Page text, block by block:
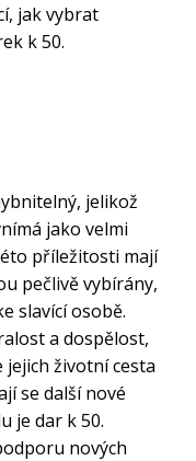
jak vybrat
k 50.
jelikož
jako velmi
příležitosti mají
pečlivě vybírány,
slavící osobě.
a dospělost,
životní cesta
se další nové
je dar k 50.
nových